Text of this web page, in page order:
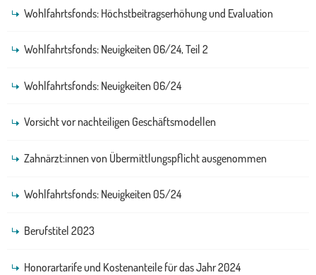
Wohlfahrtsfonds: Höchstbeitragserhöhung und Evaluation
Wohlfahrtsfonds: Neuigkeiten 06/24, Teil 2
Wohlfahrtsfonds: Neuigkeiten 06/24
Vorsicht vor nachteiligen Geschäftsmodellen
Zahnärzt:innen von Übermittlungspflicht ausgenommen
Wohlfahrtsfonds: Neuigkeiten 05/24
Berufstitel 2023
Honorartarife und Kostenanteile für das Jahr 2024